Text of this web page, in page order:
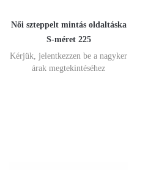
Női szteppelt mintás oldaltáska
S-méret 225
Kérjük, jelentkezzen be a nagyker
árak megtekintéséhez